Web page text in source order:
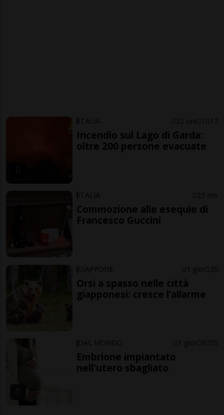
ITALIA 22 ore 1 17
Incendio sul Lago di Garda:
oltre 200 persone evacuate
ITALIA 23 ore
Commozione alle esequie di
Francesco Guccini
GIAPPONE 1 gior 20
Orsi a spasso nelle città
giapponesi: cresce l’allarme
DAL MONDO 1 gior 6 55
Embrione impiantato
nell'utero sbagliato